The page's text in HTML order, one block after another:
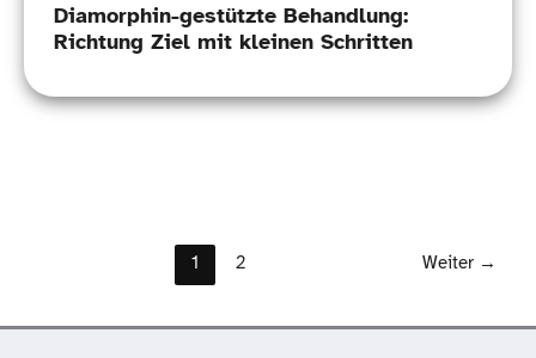
Diamorphin-​gestützte Behandlung:
Richtung Ziel mit kleinen Schritten
1 2 Weiter →